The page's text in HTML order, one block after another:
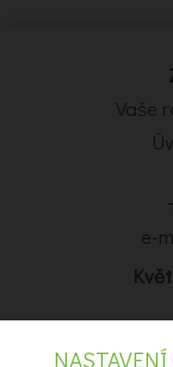
Vaše
e-
Obchodní